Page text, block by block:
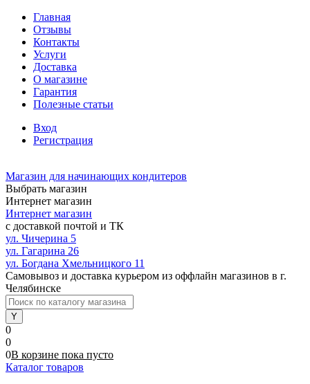
Главная
Отзывы
Контакты
Услуги
Доставка
О магазине
Гарантия
Полезные статьи
Вход
Регистрация
Магазин для начинающих кондитеров
Выбрать магазин
Интернет магазин
Интернет магазин
с доставкой почтой и ТК
ул. Чичерина 5
ул. Гагарина 26
ул. Богдана Хмельницкого 11
Самовывоз и доставка курьером из оффлайн магазинов в г.
Челябинске
0
0
0В корзине пока пусто
Каталог товаров